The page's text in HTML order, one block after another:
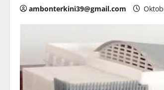
ambonterkini39@gmail.com